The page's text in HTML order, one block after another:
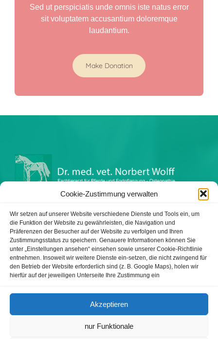
Cookie-Zustimmung verwalten
Wir setzen auf unserer Website verschiedene Dienste und Tools ein, um
die Funktion der Website zu gewährleisten, die Navigation und
Präferenzen der Besucher auf der Website zu verfolgen und Ihren
Zustimmungsstatus zu speichern. Genauere Informationen können Sie
unter „Einstellungen ansehen“ einsehen sowie unserer Cookie-Richtlinie
entnehmen. Insoweit wir weitere Dienste ein-setzen, die nicht zwingend für
den Betrieb der Website erforderlich sind (z. B. Google Maps), holen wir
hierfür auf der jeweiligen Unterseite Ihre Zustimmung ein
Akzeptieren
nur Funktionale
Sed ut perspiciatis unde omnis iste natus error
sit voluptatem accusantium doloremque
laudantium.
Make Donation
Impressum Datenschutzerklärung
Tierärztliche Praxis Wolff
Warnbergstr. 1
81479 München
Telefax: 089 74 44 30 73